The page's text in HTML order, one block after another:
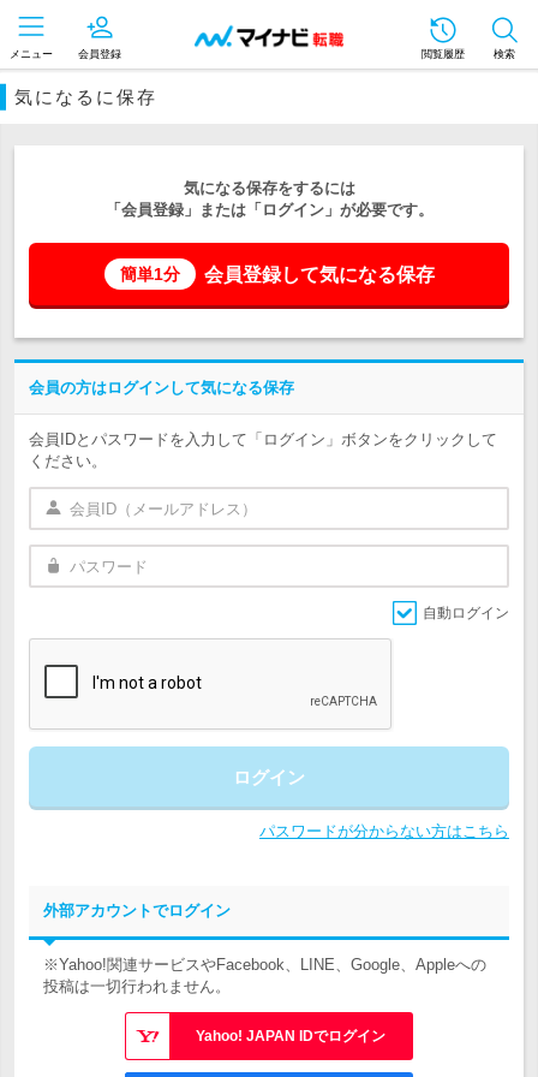
メニュー 会員登録 閲覧履歴 検索
気になるに保存
気になる保存をするには
「会員登録」または「ログイン」が必要です。
簡単1分 会員登録して気になる保存
会員の方はログインして気になる保存
会員IDとパスワードを入力して「ログイン」ボタンをクリックして
ください。
自動ログイン
ログイン
パスワードが分からない方はこちら
外部アカウントでログイン
※Yahoo!関連サービスやFacebook、LINE、Google、Appleへの
投稿は一切行われません。
Yahoo! JAPAN IDでログイン